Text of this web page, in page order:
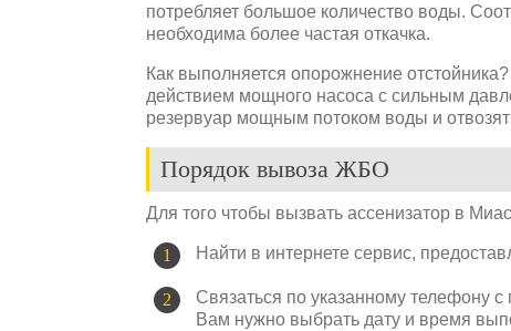
потребляет большое количество воды.
необходима более частая откачка.
Как выполняется опорожнение
действием мощного насоса с сильным
резервуар мощным потоком воды и
Порядок вывоза ЖБО
Для того чтобы вызвать ассенизатор в
Найти в интернете сервис,
Связаться по указанному телефону
Вам нужно выбрать дату и время